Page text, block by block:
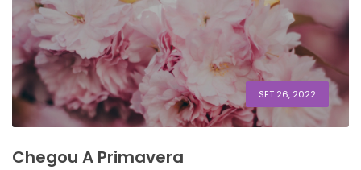
SET 26, 2022
Chegou A Primavera